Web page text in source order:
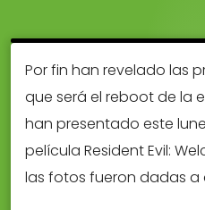
Por fin han revelado las
que será el reboot de la
han presentado este
película Resident Evil:
las fotos fueron dadas a